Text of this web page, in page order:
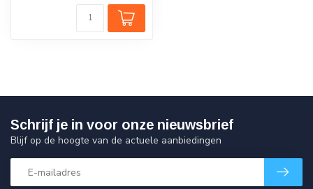
Schrijf je in voor onze nieuwsbrief
Blijf op de hoogte van de actuele aanbiedingen